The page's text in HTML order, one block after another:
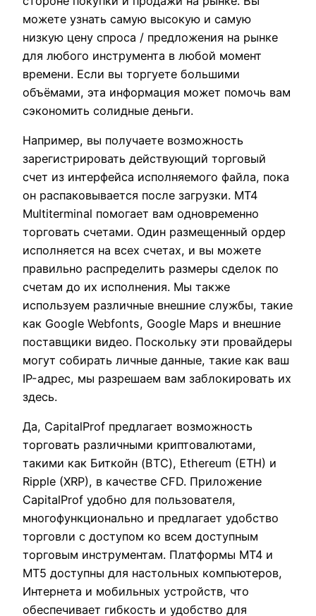
можете узнать самую высокую и самую
низкую цену спроса / предложения на рынке
для любого инструмента в любой момент
времени. Если вы торгуете большими
объёмами, эта информация может помочь вам
сэкономить солидные деньги.
Например, вы получаете возможность
зарегистрировать действующий торговый
счет из интерфейса исполняемого файла, пока
он распаковывается после загрузки. MT4
Multiterminal помогает вам одновременно
торговать счетами. Один размещенный ордер
исполняется на всех счетах, и вы можете
правильно распределить размеры сделок по
счетам до их исполнения. Мы также
используем различные внешние службы, такие
как Google Webfonts, Google Maps и внешние
поставщики видео. Поскольку эти провайдеры
могут собирать личные данные, такие как ваш
IP-адрес, мы разрешаем вам заблокировать их
здесь.
Да, CapitalProf предлагает возможность
торговать различными криптовалютами,
такими как Биткойн (BTC), Ethereum (ETH) и
Ripple (XRP), в качестве CFD. Приложение
CapitalProf удобно для пользователя,
многофункционально и предлагает удобство
торговли с доступом ко всем доступным
торговым инструментам. Платформы MT4 и
MT5 доступны для настольных компьютеров,
Интернета и мобильных устройств, что
обеспечивает гибкость и удобство для